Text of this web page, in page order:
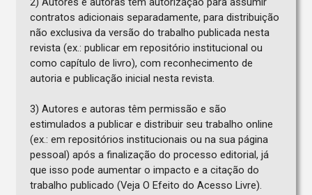
contratos adicionais separadamente, para distribuição
não exclusiva da versão do trabalho publicada nesta
revista (ex.: publicar em repositório institucional ou
como capítulo de livro), com reconhecimento de
autoria e publicação inicial nesta revista.
3) Autores e autoras têm permissão e são
estimulados a publicar e distribuir seu trabalho online
(ex.: em repositórios institucionais ou na sua página
pessoal) após a finalização do processo editorial, já
que isso pode aumentar o impacto e a citação do
trabalho publicado (Veja O Efeito do Acesso Livre).